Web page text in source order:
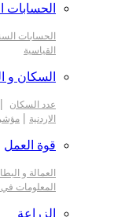
الحسابات
الحسابات
القياسية
السكان و
عدد السكان |
الاردنية |
قوة العمل
العمالة و
المعلومات في
الزراعة